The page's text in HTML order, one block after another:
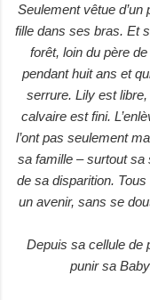
Seulement vêtue
fille dans ses bras. Et
forêt, loin du père
pendant huit ans et
serrure. Lily est
calvaire est fini.
l’ont pas seulement
sa famille – surtout sa
de sa disparition.
un avenir, sans se
Depuis sa cellule de
punir sa